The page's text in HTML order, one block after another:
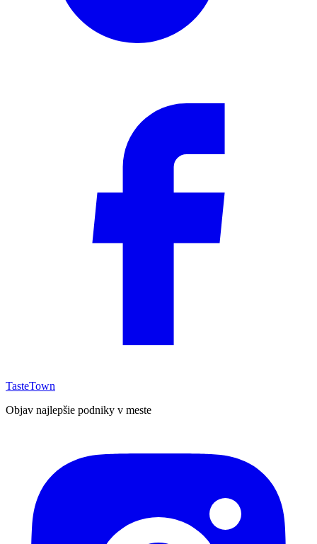
TasteTown
Objav najlepšie podniky v meste